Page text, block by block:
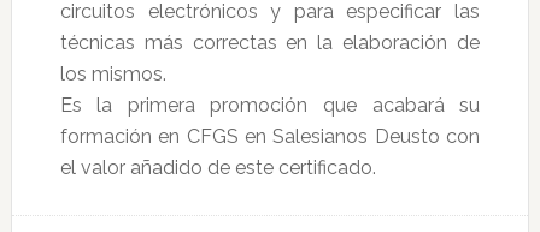
circuitos electrónicos y para especificar las
técnicas más correctas en la elaboración de
los mismos.
Es la primera promoción que acabará su
formación en CFGS en Salesianos Deusto con
el valor añadido de este certificado.